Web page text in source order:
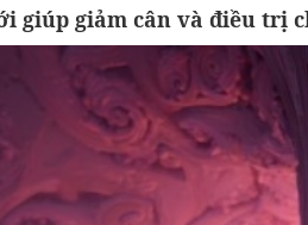
giúp giảm cân và điều trị